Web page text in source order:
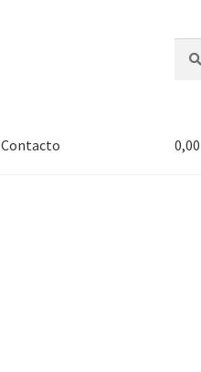
por:
Contacto 0,00